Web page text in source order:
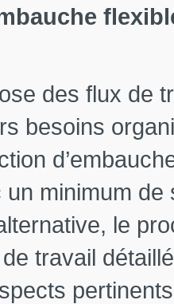
des flux de
besoins
minimum
le
travail